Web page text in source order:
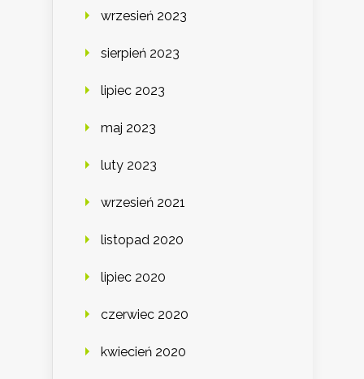
wrzesień 2023
sierpień 2023
lipiec 2023
maj 2023
luty 2023
wrzesień 2021
listopad 2020
lipiec 2020
czerwiec 2020
kwiecień 2020